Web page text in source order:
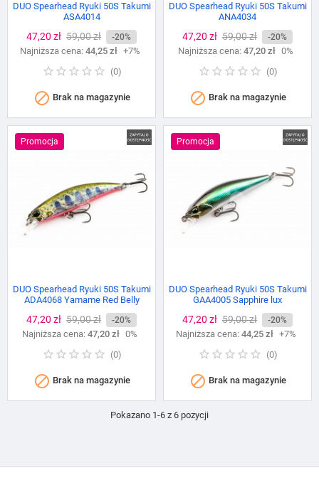
DUO Spearhead Ryuki 50S Takumi
ASA4014
Cena
47,20 zł Cena
podstawowa
59,00 zł -20%
Najniższa cena: 44,25 zł +7%
(0)
 Brak na magazynie
DUO Spearhead Ryuki 50S Takumi
ANA4034
Cena
47,20 zł Cena
podstawowa
59,00 zł -20%
Najniższa cena: 47,20 zł 0%
(0)
 Brak na magazynie
Promocja
DUO Spearhead Ryuki 50S Takumi
ADA4068 Yamame Red Belly
Cena
47,20 zł Cena
podstawowa
59,00 zł -20%
Najniższa cena: 47,20 zł 0%
(0)
 Brak na magazynie
Promocja
DUO Spearhead Ryuki 50S Takumi
GAA4005 Sapphire lux
Cena
47,20 zł Cena
podstawowa
59,00 zł -20%
Najniższa cena: 44,25 zł +7%
(0)
 Brak na magazynie
Pokazano 1-6 z 6 pozycji